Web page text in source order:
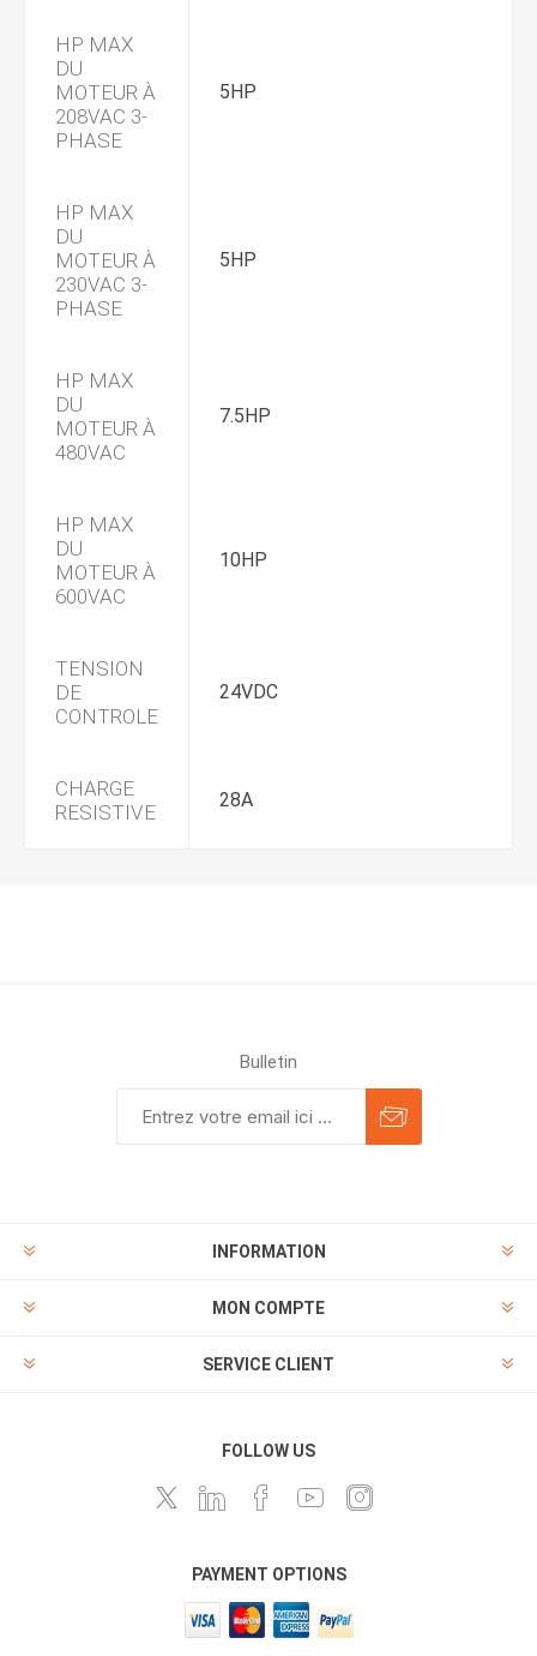
HP MAX
DU
MOTEUR À
208VAC 3-
PHASE
5HP
HP MAX
DU
MOTEUR À
230VAC 3-
PHASE
5HP
HP MAX
DU
MOTEUR À
480VAC
7.5HP
HP MAX
DU
MOTEUR À
600VAC
10HP
TENSION
DE
CONTROLE
24VDC
CHARGE
RESISTIVE
28A
Bulletin
INFORMATION
MON COMPTE
SERVICE CLIENT
FOLLOW US
PAYMENT OPTIONS